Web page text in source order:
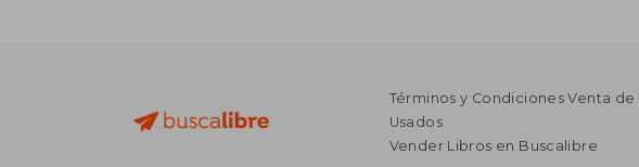
Términos y Condiciones Venta de
Usados
Vender Libros en Buscalibre